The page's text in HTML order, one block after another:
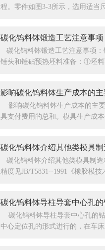
程。零件如图3-3所示，选用适当
碳化钨料钵锻造工艺注意事项
碳化钨料钵锻造工艺注意事项
锤头和锤砧预热坯料准备：①坯
影响碳化钨料钵生产成本的
影响碳化钨料钵生产成本的主
具支付费用的总和。模具生产成
碳化钨料钵介绍其他类模具
碳化钨料钵介绍其他类模具制
精度见JB/T5831--1991《橡胶模技
碳化钨料钵导柱导套中心孔的
碳化钨料钵导柱导套中心孔的
中心定位孔的形式进行的，在车